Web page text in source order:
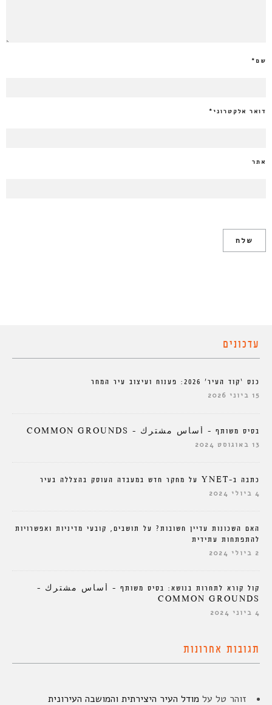
שם*
דואר אלקטרוני *
אתר
עדכונים
כנס ‘קוד העיר’ 2026: פענוח ועיצוב עיר המחר
15 ביוני 2026
בסיס משותף – أساس مشترك – COMMON GROUNDS
13 באוגוסט 2024
כתבה ב-YNET על מחקר חדש במעבדה העוסק בהצללה בעיר
4 ביולי 2024
האם השכונות עדיין חשובות? על תושבים, קובעי מדיניות ואפשרויות
להתפתחות עתידית
2 ביולי 2024
קול קורא לתחרות בנושא: בסיס משותף – أساس مشترك –
COMMON GROUNDS
4 ביוני 2024
תגובות אחרונות
זוהר טל על מודל העיר היצירתית והמושבה העירונית